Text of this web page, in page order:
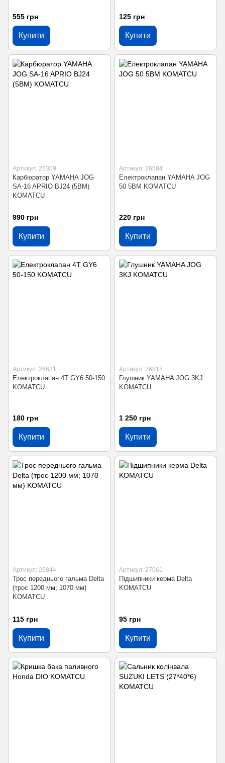
555 грн
Купити
125 грн
Купити
Артикул: 26309
Карбюратор YAMAHA JOG
SA-16 APRIO BJ24 (5BM)
KOMATCU
990 грн
Купити
Артикул: 26584
Електроклапан YAMAHA JOG
50 5BM KOMATCU
220 грн
Купити
Артикул: 26631
Електроклапан 4T GY6 50-150
KOMATCU
180 грн
Купити
Артикул: 26818
Глушник YAMAHA JOG 3KJ
KOMATCU
1 250 грн
Купити
Артикул: 26844
Трос переднього гальма Delta
(трос 1200 мм; 1070 мм)
KOMATCU
115 грн
Купити
Артикул: 27061
Підшипники керма Delta
KOMATCU
95 грн
Купити